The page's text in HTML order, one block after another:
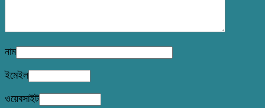
নাম
ইমেইল
ওয়েবসাইট